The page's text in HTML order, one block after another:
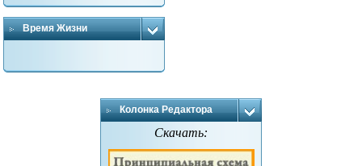
Время Жизни
Колонка Редактора
Скачать: